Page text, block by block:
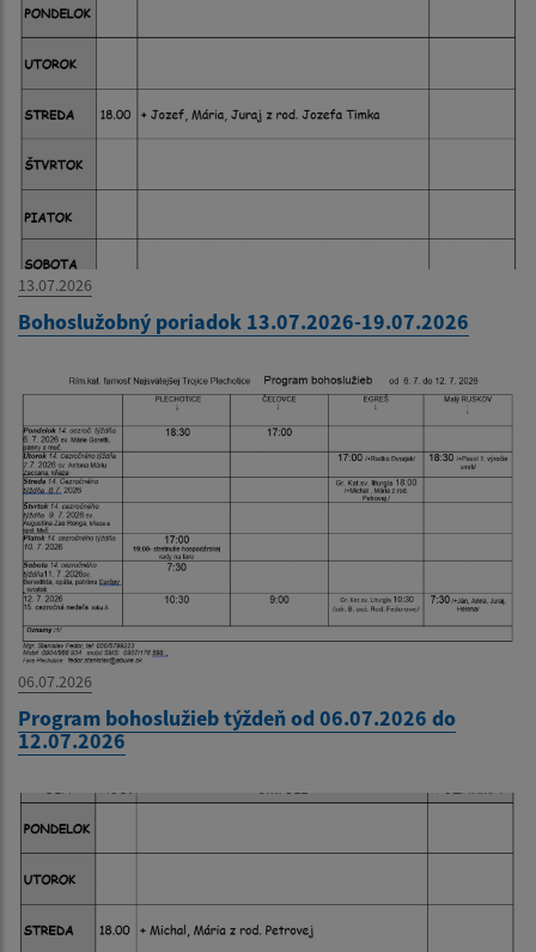
13.07.2026
Bohoslužobný poriadok 13.07.2026-19.07.2026
06.07.2026
Program bohoslužieb týždeň od 06.07.2026 do
12.07.2026